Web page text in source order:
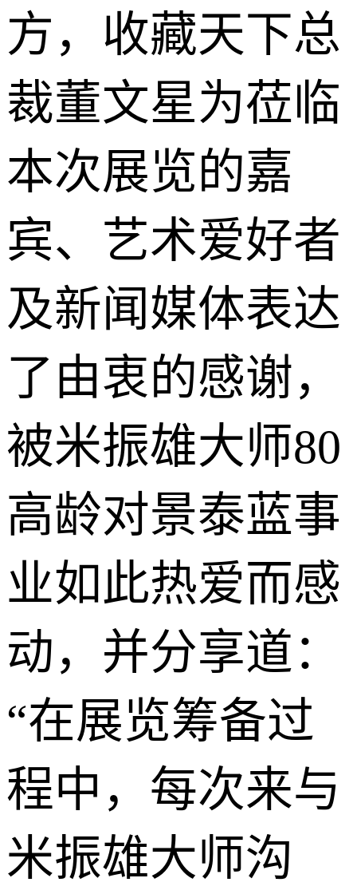
方，收藏天下总
裁董文星为莅临
本次展览的嘉
宾、艺术爱好者
及新闻媒体表达
了由衷的感谢，
被米振雄大师80
高龄对景泰蓝事
业如此热爱而感
动，并分享道：
“在展览筹备过
程中，每次来与
米振雄大师沟